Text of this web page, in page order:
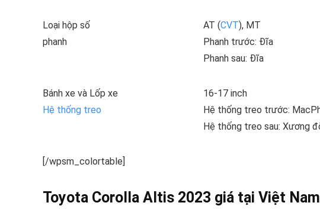
Loại hộp số AT (CVT), MT
phanh
Phanh trước: Đĩa
Phanh sau: Đĩa
Bánh xe và Lốp xe
16-17 inch
Hệ thống treo
Hệ thống treo trước:
Hệ thống treo sau: Xương
[/wpsm_colortable]
Toyota Corolla Altis 2023 giá tại Việt Nam